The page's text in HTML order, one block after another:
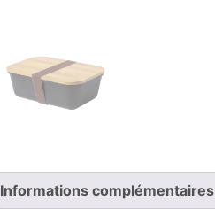
Informations complémentaires